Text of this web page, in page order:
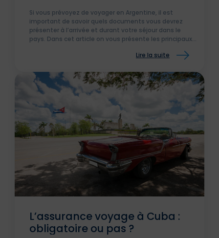
Si vous prévoyez de voyager en Argentine, il est
important de savoir quels documents vous devrez
présenter à l’arrivée et durant votre séjour dans le
pays. Dans cet article on vous présente les principaux
Lire la suite
L’assurance voyage à Cuba :
obligatoire ou pas ?